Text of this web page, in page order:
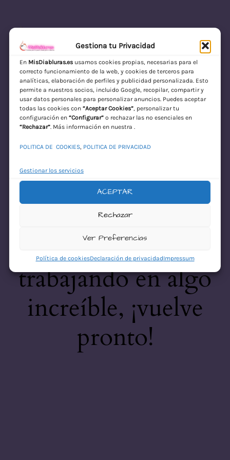
Gestiona tu Privacidad
En MisDiabluras.esusamos cookies propias, necesarias para el
correcto funcionamiento de la web, y cookies de terceros para
analíticas, elaboración de perfiles y publicidad personalizada. Esto
permite a nuestros socios, incluido Google, recopilar, compartir y
usar datos personales para personalizar anuncios. Puedes aceptar
todas las cookies con “Aceptar Cookies”, personalizar tu
configuración en “Configurar”o rechazar las no esenciales en
“Rechazar”. Más información en nuestra .
POLITICA DE COOKIES, POLITICA DE PRIVACIDAD
Gestionar los servicios
ACEPTAR
Rechazar
Ver Preferencias
Política de cookiesDeclaración de privacidadImpressum
MisDiabluras | Sexshop Online con Envío
Discreto en España
Acceder
¡Disculpa este
desastre! Estamos
trabajando en algo
increíble, ¡vuelve
pronto!